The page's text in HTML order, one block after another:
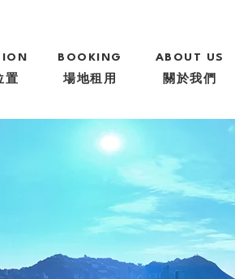
置
BOOKING
場地租用
ABOUT US
關於我們